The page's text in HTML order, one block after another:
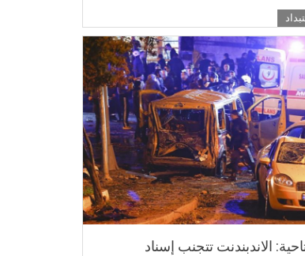
الاندبندنت تتجنب إسناد